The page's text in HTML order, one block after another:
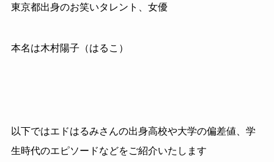
東京都出身のお笑いタレント、女優
本名は木村陽子（はるこ）
以下ではエドはるみさんの出身高校や大学の偏差値、学
生時代のエピソードなどをご紹介いたします